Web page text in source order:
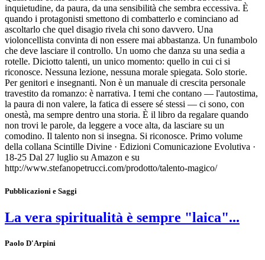
inquietudine, da paura, da una sensibilità che sembra eccessiva. È
quando i protagonisti smettono di combatterlo e cominciano ad
ascoltarlo che quel disagio rivela chi sono davvero. Una
violoncellista convinta di non essere mai abbastanza. Un funambolo
che deve lasciare il controllo. Un uomo che danza su una sedia a
rotelle. Diciotto talenti, un unico momento: quello in cui ci si
riconosce. Nessuna lezione, nessuna morale spiegata. Solo storie.
Per genitori e insegnanti. Non è un manuale di crescita personale
travestito da romanzo: è narrativa. I temi che contano — l'autostima,
la paura di non valere, la fatica di essere sé stessi — ci sono, con
onestà, ma sempre dentro una storia. È il libro da regalare quando
non trovi le parole, da leggere a voce alta, da lasciare su un
comodino. Il talento non si insegna. Si riconosce. Primo volume
della collana Scintille Divine · Edizioni Comunicazione Evolutiva ·
18-25 Dal 27 luglio su Amazon e su
http://www.stefanopetrucci.com/prodotto/talento-magico/
Pubblicazioni e Saggi
La vera spiritualità è sempre "laica"...
Paolo D'Arpini